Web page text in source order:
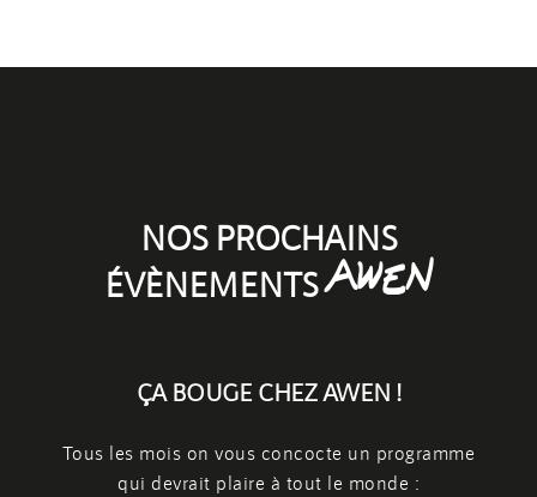
NOS PROCHAINS
ÉVÈNEMENTSAWEN
ÇA BOUGE CHEZ AWEN !
Tous les mois on vous concocte un programme
qui devrait plaire à tout le monde :